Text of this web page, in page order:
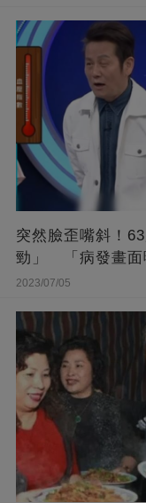
突然臉歪嘴斜！
勁」 「病發畫面
2023/07/05